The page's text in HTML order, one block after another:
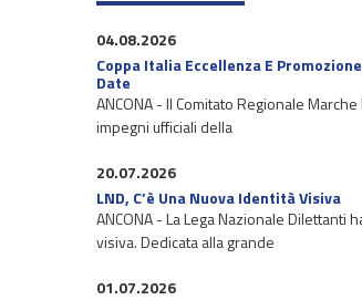
04.08.2026
Coppa Italia Eccellenza E
Date
ANCONA - Il Comitato Regionale
impegni ufficiali della
20.07.2026
LND, C’è Una Nuova Identità Visiva
ANCONA - La Lega Nazionale Dilettanti
visiva. Dedicata alla grande
01.07.2026